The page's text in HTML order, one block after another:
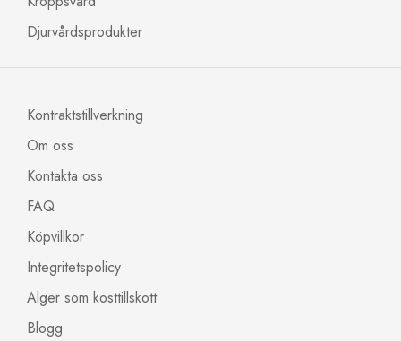
Djurvårdsprodukter
Kontraktstillverkning
Om oss
Kontakta oss
FAQ
Köpvillkor
Integritetspolicy
Alger som kosttillskott
Blogg